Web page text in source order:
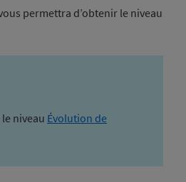
permettra d’obtenir le niveau
niveau Évolution de